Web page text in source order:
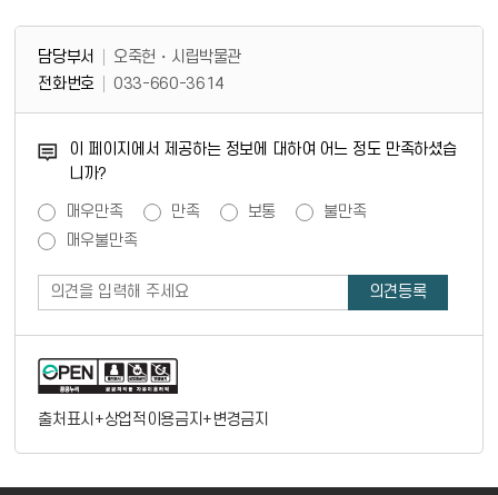
담당부서 정보 & 컨텐츠 만족도 조사 & 공공저작물 자유이용 허락 표시 담당부서 정보
담당부서
오죽헌・시립박물관
전화번호
033-660-3614
이 페이지에서 제공하는 정보에 대하여 어느 정도 만족하셨습
니까?
매우만족 만족 보통
불만족
매우불만족
출처표시+상업적이용금지+변경금지